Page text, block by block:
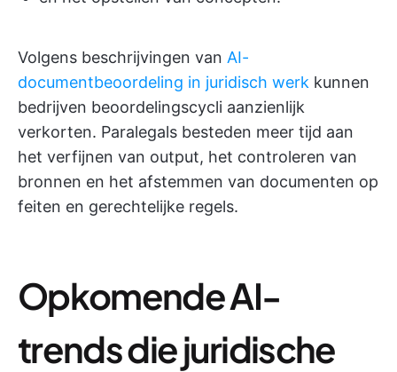
Volgens beschrijvingen van AI-
documentbeoordeling in juridisch werk kunnen
bedrijven beoordelingscycli aanzienlijk
verkorten. Paralegals besteden meer tijd aan
het verfijnen van output, het controleren van
bronnen en het afstemmen van documenten op
feiten en gerechtelijke regels.
Opkomende AI-
trends die juridische